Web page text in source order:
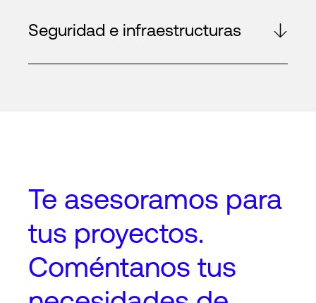
Seguridad e infraestructuras
Te asesoramos para
tus proyectos.
Coméntanos tus